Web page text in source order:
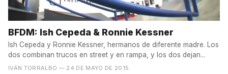
BFDM: Ish Cepeda & Ronnie Kessner
Ish Cepeda y Ronnie Kessner, hermanos de diferente madre. Los
dos combinan trucos en street y en rampa, y los dos dejan...
IVÁN TORRALBO — 24 DE MAYO DE 2015